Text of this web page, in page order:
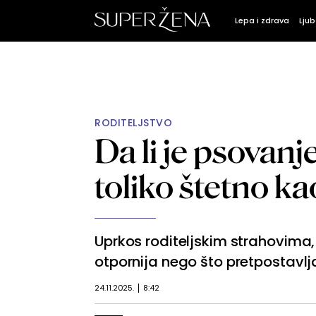
Lepa i zdrava
RODITELJSTVO
Da li je
toliko štetno
Uprkos roditeljskim
otpornija nego što
24.11.2025. 8:42